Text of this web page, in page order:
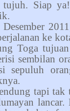
Siap
ke
Toga
sembilan
sepuluh
tapi
lancar.